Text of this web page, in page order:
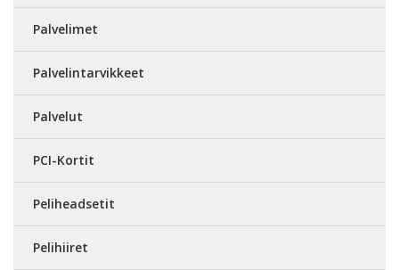
Palvelimet
Palvelintarvikkeet
Palvelut
PCI-Kortit
Peliheadsetit
Pelihiiret